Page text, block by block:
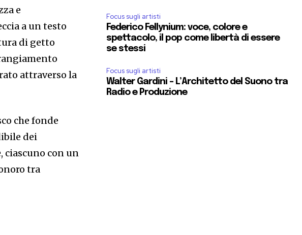
e
a un testo
di getto
attraverso la
che fonde
dei
ciascuno con un
tra
Focus sugli artisti
Federico Fellynium: voce, colore e
spettacolo, il pop come libertà di essere
se stessi
Focus sugli artisti
Walter Gardini – L’Architetto del Suono tra
Radio e Produzione